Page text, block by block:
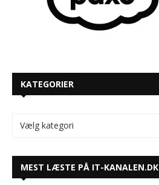
KATEGORIER
MEST LÆSTE PÅ IT-KANALEN.DK